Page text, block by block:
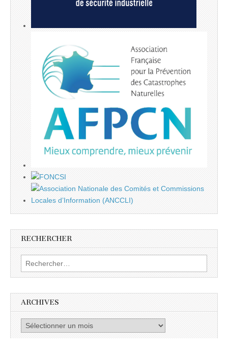
RECHERCHER
Rechercher :
ARCHIVES
Archives